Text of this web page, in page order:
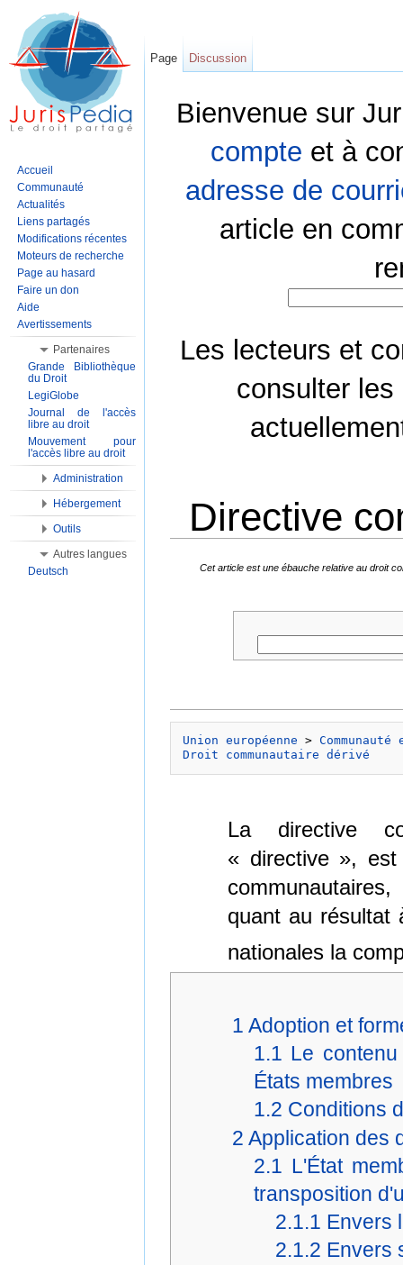
Bienvenue sur
compte et à
adresse de
article en
Les lecteurs et
consulter les
Directive
Cet article est une ébauche relative au droit
Union européenne > Communauté
Droit communautaire dérivé
La directive
« directive »,
quant au résultat
nationales la
1 Adoption et
1.1 Le
États membres
1.2 Conditions
2 Application des
2.1 L'État
transposition
2.1.1 Envers
2.1.2 Envers
Page Discussion
Accueil
Communauté
Actualités
Liens partagés
Modifications récentes
Moteurs de recherche
Page au hasard
Faire un don
Aide
Avertissements
Partenaires
Grande Bibliothèque
du Droit
LegiGlobe
Journal de l'accès
libre au droit
Mouvement pour
l'accès libre au droit
Administration
Hébergement
Outils
Autres langues
Deutsch